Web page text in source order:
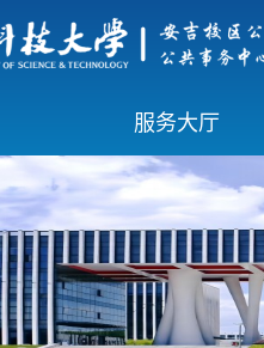
服务大厅
就餐指南
公寓服务
物业服务
医疗服务